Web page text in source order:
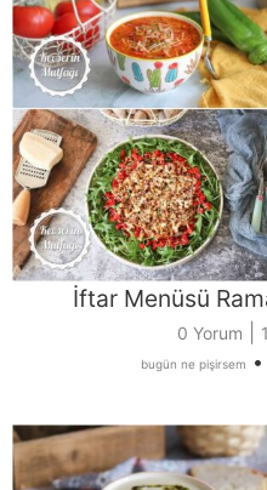
İftar Menüsü
0 Yorum
bugün ne pişirsem •